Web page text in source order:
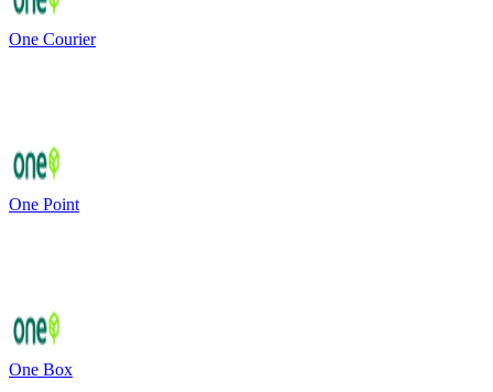
One Courier
One Point
One Box